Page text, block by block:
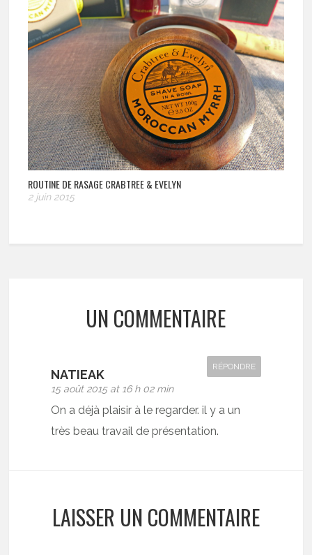
ROUTINE DE RASAGE CRABTREE & EVELYN
2 juin 2015
UN COMMENTAIRE
NATIEAK
15 août 2015 at 16 h 02 min
RÉPONDRE
On a déjà plaisir à le regarder. il y a un
très beau travail de présentation.
LAISSER UN COMMENTAIRE